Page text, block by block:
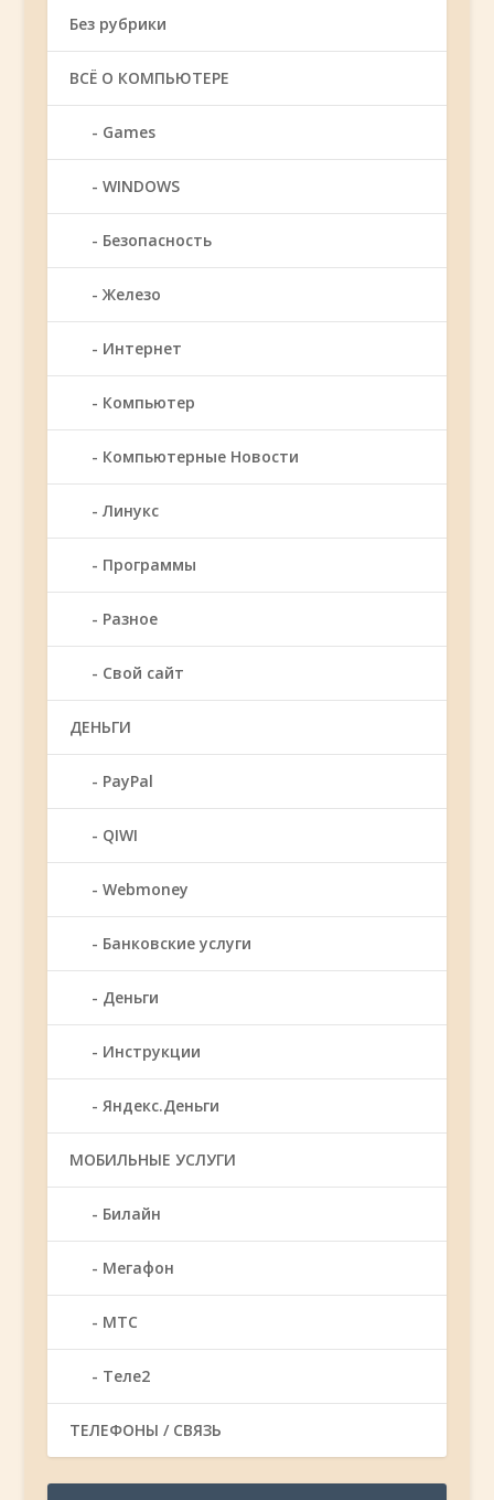
Без рубрики
ВСЁ О КОМПЬЮТЕРЕ
Games
WINDOWS
Безопасность
Железо
Интернет
Компьютер
Компьютерные Новости
Линукс
Программы
Разное
Свой сайт
ДЕНЬГИ
PayPal
QIWI
Webmoney
Банковские услуги
Деньги
Инструкции
Яндекс.Деньги
МОБИЛЬНЫЕ УСЛУГИ
Билайн
Мегафон
МТС
Теле2
ТЕЛЕФОНЫ / СВЯЗЬ